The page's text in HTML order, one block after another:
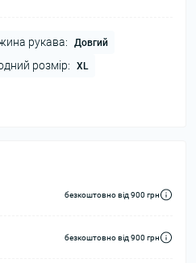
рукава: Довгий
розмір: XL
безкоштовно від 900 грн
безкоштовно від 900 грн